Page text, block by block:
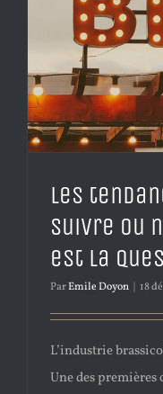
Les
Suivre ou
est la
ParEmile Doyon 18
L’industrie
Une des premières